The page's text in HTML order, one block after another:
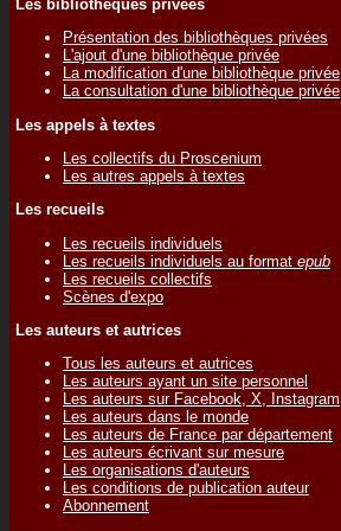
Les bibliothèques privées
Présentation des bibliothèques privées
L'ajout d'une bibliothèque privée
La modification d'une bibliothèque privée
La consultation d'une bibliothèque privée
Les appels à textes
Les collectifs du Proscenium
Les autres appels à textes
Les recueils
Les recueils individuels
Les recueils individuels au format epub
Les recueils collectifs
Scènes d'expo
Les auteurs et autrices
Tous les auteurs et autrices
Les auteurs ayant un site personnel
Les auteurs sur Facebook, X, Instagram
Les auteurs dans le monde
Les auteurs de France par département
Les auteurs écrivant sur mesure
Les organisations d'auteurs
Les conditions de publication auteur
Abonnement